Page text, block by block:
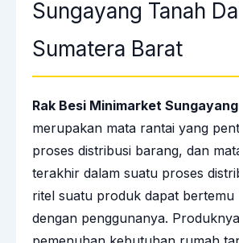
Sungayang Tanah
Sumatera Barat
Rak Besi Minimarket Sungayang
merupakan mata rantai yang
proses distribusi barang, dan
terakhir dalam suatu proses
ritel suatu produk dapat bertemu
dengan penggunanya.